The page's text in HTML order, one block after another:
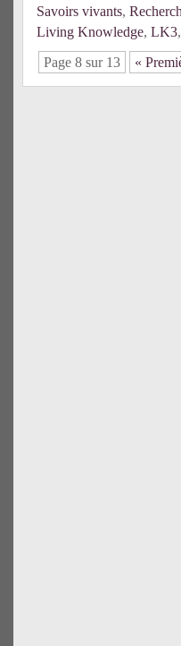
Savoirs vivants,
Living Knowledge, LK3,
Page 8 sur 13
«